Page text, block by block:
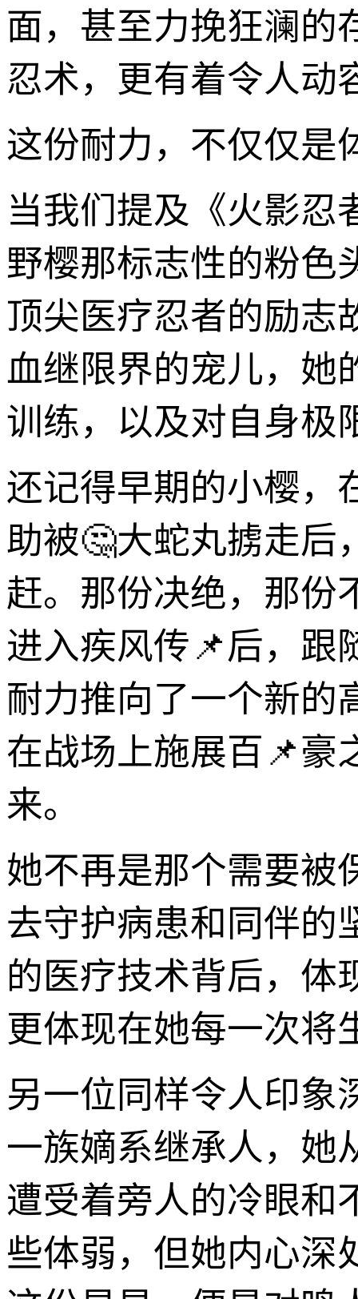
面，甚至力挽狂澜的
忍术，更有着令人动
这份耐力，不仅仅是
当我们提及《火影忍
野樱那标志性的粉色
顶尖医疗忍者的励志
血继限界的宠儿，她
训练，以及对自身极
还记得早期的小樱，
助被🤔大蛇丸掳走后
赶。那份决绝，那份
进入疾风传📌后，跟
耐力推向了一个新的
在战场上施展百📌豪
来。
她不再是那个需要被
去守护病患和同伴的
的医疗技术背后，体
更体现在她每一次将
另一位同样令人印象
一族嫡系继承人，她
遭受着旁人的冷眼和
些体弱，但她内心深